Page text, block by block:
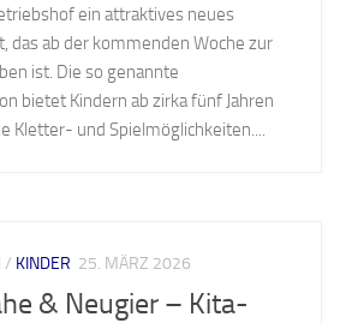
ein attraktives neues
das ab der kommenden Woche zur
ist. Die so genannte
bietet Kindern ab zirka fünf Jahren
Kletter- und Spielmöglichkeiten....
/ KINDER 25. MÄRZ 2026
& Neugier – Kita-